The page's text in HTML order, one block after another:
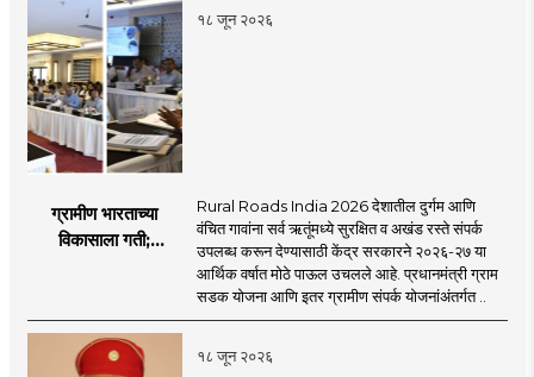
१८ जून २०२६
ग्रामीण भारताच्या
विकासाला गती;
लक्ष्य!
Rural Roads India 2026 देशातील दुर्गम आणि
वंचित गावांना सर्व ऋतूंमध्ये सुरक्षित व अखंड रस्ते संपर्क
उपलब्ध करून देण्यासाठी केंद्र सरकारने २०२६-२७ या
आर्थिक वर्षात मोठे पाऊल उचलले आहे. प्रधानमंत्री ग्राम
सडक योजना आणि इतर ग्रामीण संपर्क योजनांअंतर्गत ..
१८ जून २०२६